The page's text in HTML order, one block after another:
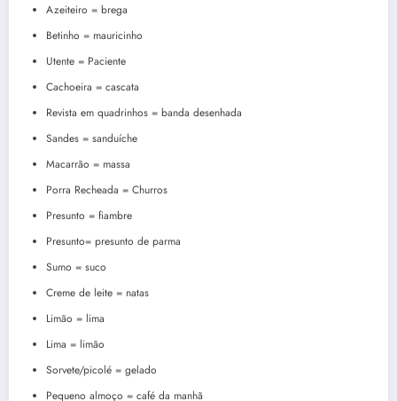
Azeiteiro = brega
Betinho = mauricinho
Utente = Paciente
Cachoeira = cascata
Revista em quadrinhos = banda desenhada
Sandes = sanduíche
Macarrão = massa
Porra Recheada = Churros
Presunto = fiambre
Presunto= presunto de parma
Sumo = suco
Creme de leite = natas
Limão = lima
Lima = limão
Sorvete/picolé = gelado
Pequeno almoço = café da manhã